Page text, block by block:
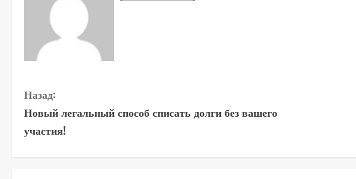
П
р
Назад:
Новый легальный способ списать долги без вашего
участия!